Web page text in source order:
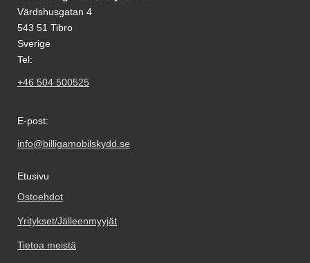
Värdshusgatan 4
543 51 Tibro
Sverige
Tel:
+46 504 500525
E-post:
info@billigamobilskydd.se
Etusivu
Ostoehdot
Yritykset/Jälleenmyyjät
Tietoa meistä